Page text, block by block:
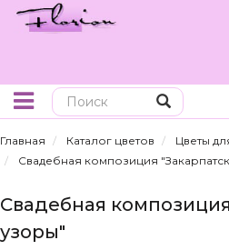
Главная Каталог цветов
Цветы
Свадебная композиция
Свадебная
узоры"